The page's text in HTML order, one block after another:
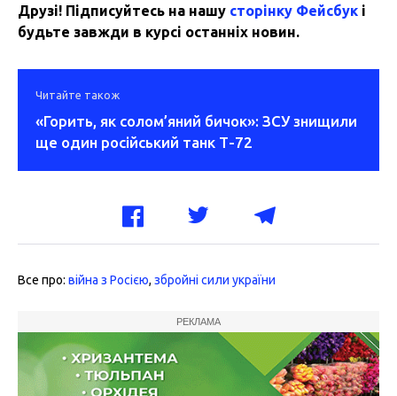
Друзі! Підписуйтесь на нашу сторінку Фейсбук і
будьте завжди в курсі останніх новин.
Читайте також
«Горить, як солом’яний бичок»: ЗСУ знищили
ще один російський танк Т-72
Все про: війна з Росією, збройні сили україни
РЕКЛАМА